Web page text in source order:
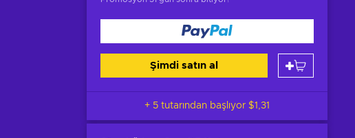
Şimdi satın al
+ 5 tutarından başlıyor $1,31